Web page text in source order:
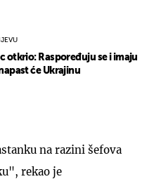
otkrio: Raspoređuju se i imaju
će Ukrajinu
na razini šefova
rekao je